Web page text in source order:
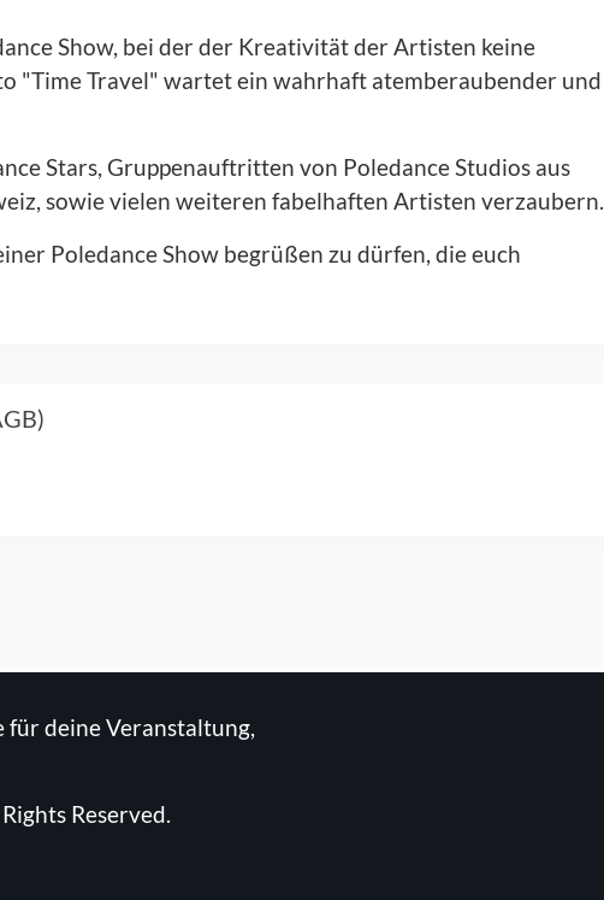
Show, bei der der Kreativität der Artisten keine
"Time Travel" wartet ein wahrhaft atemberaubender und
Stars, Gruppenauftritten von Poledance Studios aus
sowie vielen weiteren fabelhaften Artisten verzaubern.
Poledance Show begrüßen zu dürfen, die euch
für deine Veranstaltung,
Reserved.